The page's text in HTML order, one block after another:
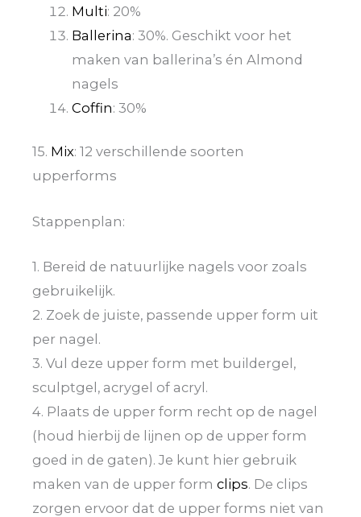
Multi: 20%
Ballerina: 30%. Geschikt voor het
maken van ballerina’s én Almond
nagels
Coffin: 30%
15. Mix: 12 verschillende soorten
upperforms
Stappenplan:
1. Bereid de natuurlijke nagels voor zoals
gebruikelijk.
2. Zoek de juiste, passende upper form uit
per nagel.
3. Vul deze upper form met buildergel,
sculptgel, acrygel of acryl.
4. Plaats de upper form recht op de nagel
(houd hierbij de lijnen op de upper form
goed in de gaten). Je kunt hier gebruik
maken van de upper form clips. De clips
zorgen ervoor dat de upper forms niet van